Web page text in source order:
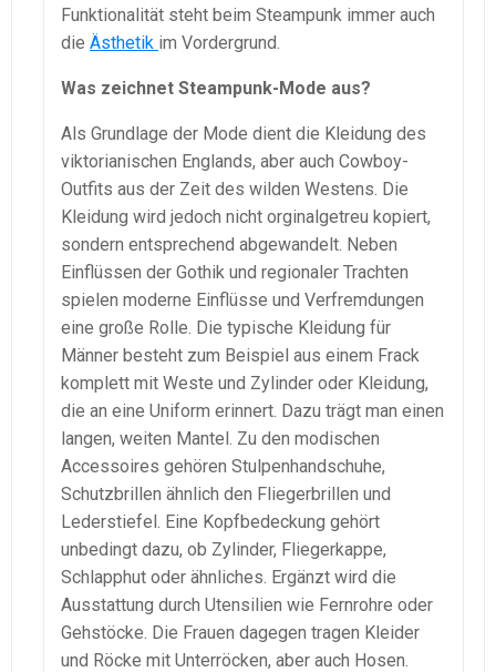
Funktionalität steht beim Steampunk immer auch
die Ästhetik im Vordergrund.
Was zeichnet Steampunk-Mode aus?
Als Grundlage der Mode dient die Kleidung des
viktorianischen Englands, aber auch Cowboy-
Outfits aus der Zeit des wilden Westens. Die
Kleidung wird jedoch nicht orginalgetreu kopiert,
sondern entsprechend abgewandelt. Neben
Einflüssen der Gothik und regionaler Trachten
spielen moderne Einflüsse und Verfremdungen
eine große Rolle. Die typische Kleidung für
Männer besteht zum Beispiel aus einem Frack
komplett mit Weste und Zylinder oder Kleidung,
die an eine Uniform erinnert. Dazu trägt man einen
langen, weiten Mantel. Zu den modischen
Accessoires gehören Stulpenhandschuhe,
Schutzbrillen ähnlich den Fliegerbrillen und
Lederstiefel. Eine Kopfbedeckung gehört
unbedingt dazu, ob Zylinder, Fliegerkappe,
Schlapphut oder ähnliches. Ergänzt wird die
Ausstattung durch Utensilien wie Fernrohre oder
Gehstöcke. Die Frauen dagegen tragen Kleider
und Röcke mit Unterröcken, aber auch Hosen.